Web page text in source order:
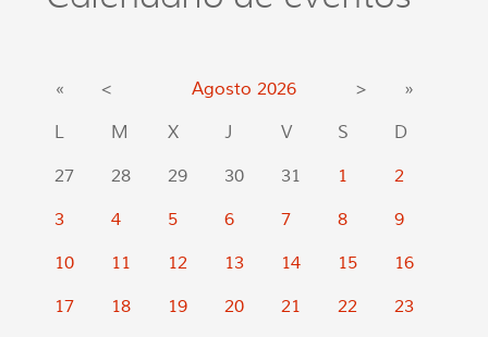
« < Agosto 2026 >
»
L
M X J V S
D
27
28 29 30 31 1
2
3
4 5 6 7 8
9
10
11 12 13 14 15
16
17
18 19 20 21 22
23